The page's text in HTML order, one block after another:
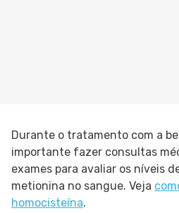
Durante o tratamento com a
importante fazer consultas
exames para avaliar os níveis
metionina no sangue. Veja
homocisteína.